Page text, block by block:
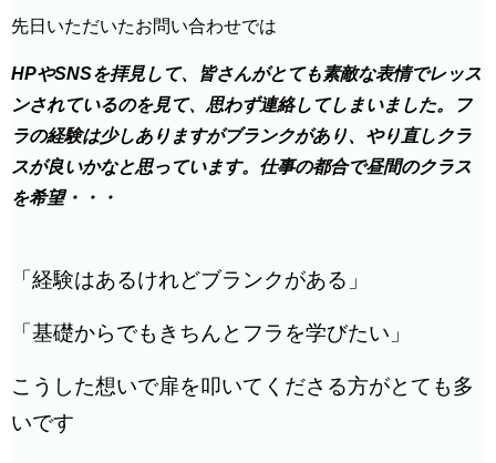
先日いただいたお問い合わせでは
HPやSNSを拝見して、皆さんがとても素敵な表情でレッス
ンされているのを見て、思わず連絡してしまいました。フ
ラの経験は少しありますがブランクがあり、やり直しクラ
スが良いかなと思っています。仕事の都合で昼間のクラス
を希望・・・
「経験はあるけれどブランクがある」
「基礎からでもきちんとフラを学びたい」
こうした想いで扉を叩いてくださる方がとても多
いです